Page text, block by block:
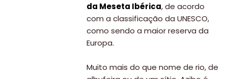
da Meseta Ibérica, de acordo
com a classificação da UNESCO,
como sendo a maior reserva da
Europa.
Muito mais do que nome de rio, de